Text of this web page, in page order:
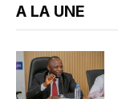
A LA UNE